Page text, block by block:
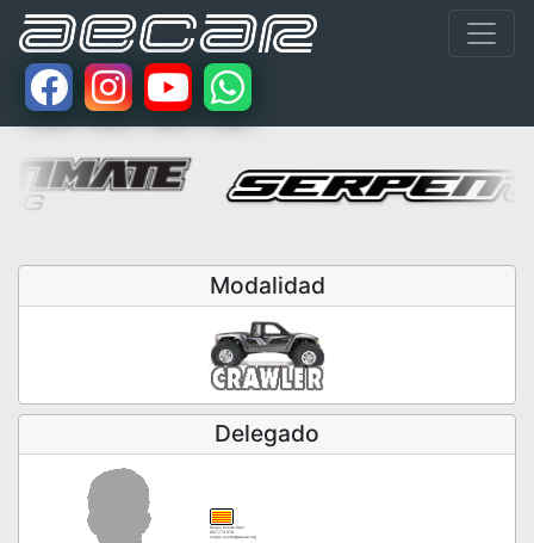
Modalidad
Delegado
Sergio Uceda Saiz
607.773.978
sergio.uceda@aecar.org